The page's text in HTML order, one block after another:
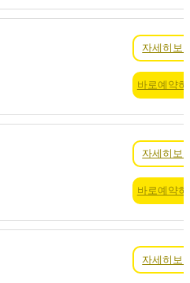
자세히보
바로예약
자세히보
바로예약
자세히보